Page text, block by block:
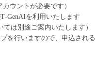
ウントが必要です）
を利⽤いたします
は別途ご案内いたします）
を⾏いますので、申込される